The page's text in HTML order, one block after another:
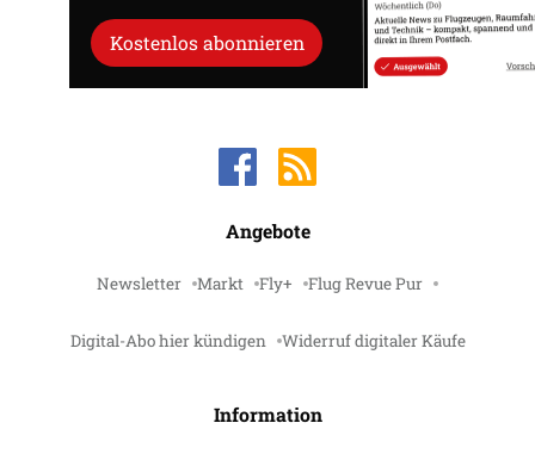
Kostenlos abonnieren
Angebote
Newsletter Markt Fly+ Flug Revue Pur
Digital-Abo hier kündigen Widerruf digitaler Käufe
Information